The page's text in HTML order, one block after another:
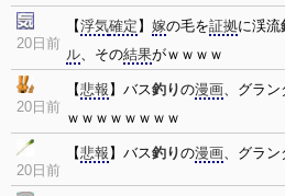
20日前
【浮気確定 】 嫁の毛を証拠に渓流
ル、その結果がｗｗｗｗ
20日前
【悲報 】バス釣りの漫画、グラン
ｗｗｗｗｗｗｗｗ
20日前
【悲報 】バス釣りの漫画、グラン